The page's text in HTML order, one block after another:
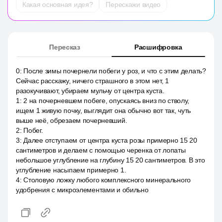
Какая основная идея? Перескажи видео
Пересказ Расшифровка
0: После зимы почернели побеги у роз, и что с этим делать?
Сейчас расскажу, ничего страшного в этом нет, 1
разокучивают, убираем мульчу от центра куста.
1 : 2 на почерневшем побеге, опускаясь вниз по стволу,
ищем 1 живую почку, выглядит она обычно вот так, чуть
выше неё, обрезаем почерневший.
2: Побег.
3: Далее отступаем от центра куста розы примерно 15 20
сантиметров и делаем с помощью черенка от лопаты
небольшое углубление на глубину 15 20 сантиметров. В это
углубление насыпаем примерно 1.
4:Столовую ложку любого комплексного минерального
удобрения с микроэлементами и обильно